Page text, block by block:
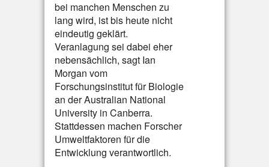
bei manchen Menschen zu
lang wird, ist bis heute nicht
eindeutig geklärt.
Veranlagung sei dabei eher
nebensächlich, sagt Ian
Morgan vom
Forschungsinstitut für Biologie
an der Australian National
University in Canberra.
Stattdessen machen Forscher
Umweltfaktoren für die
Entwicklung verantwortlich.